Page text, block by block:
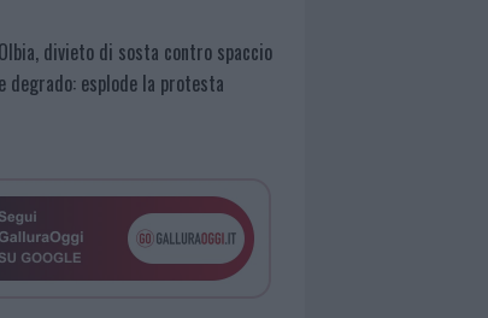
Olbia, divieto di sosta contro spaccio
e degrado: esplode la protesta